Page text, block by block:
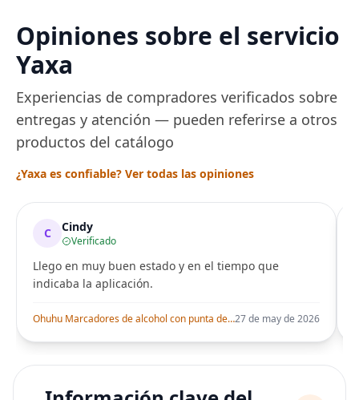
Opiniones sobre el servicio
Yaxa
Experiencias de compradores verificados sobre
entregas y atención — pueden referirse a otros
productos del catálogo
¿Yaxa es confiable? Ver todas las opiniones
C Cindy
Verificado
Llego en muy buen estado y en el tiempo que
indicaba la aplicación.
Ohuhu Marcadores de alcohol con punta de pincel – Juego de marcadores artísticos de doble punta con certificación AP para artistas adultos27 de may de 2026